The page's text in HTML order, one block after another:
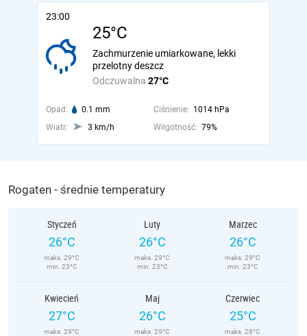
23:00
25°C
Odczuwalna 27°C
Zachmurzenie umiarkowane, lekki
przelotny deszcz
Opad: 0.1 mm Ciśnienie: 1014 hPa
Wiatr:
3 km/h Wilgotność: 79%
Rogaten - średnie temperatury
Styczeń
26°C
maks. 29°C
min. 23°C
Luty
26°C
maks. 29°C
min. 23°C
Marzec
26°C
maks. 29°C
min. 23°C
Kwiecień
27°C
maks. 29°C
Maj
26°C
maks. 29°C
Czerwiec
25°C
maks. 28°C